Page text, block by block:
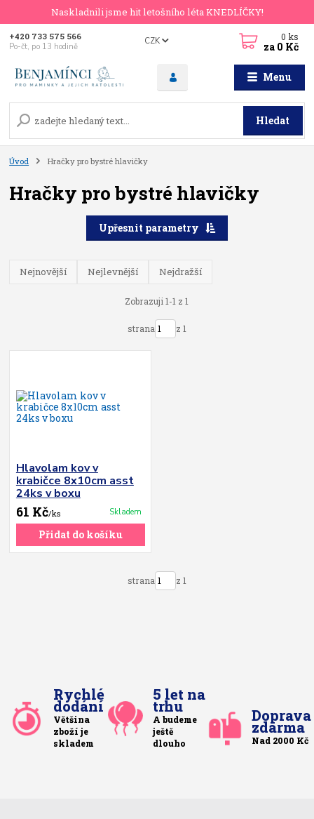
Naskladnili jsme hit letošního léta KNEDLÍČKY!
Menu
CZK
Hledat
+420 733 575 566
Po-čt, po 13 hodině
0ks
za 0 Kč
Úvod Hračky pro bystré hlavičky
Hračky pro bystré hlavičky
Upřesnit parametry
Nejnovější Nejlevnější Nejdražší
Zobrazuji 1-1 z 1
strana z 1
Hlavolam kov v
krabičce 8x10cm asst
24ks v boxu
61 Kč/ks Skladem
Přidat do košíku
strana z 1
Rychlé
dodání
Většina
zboží je
skladem
5 let na
trhu
A budeme
ještě
dlouho
Doprava
zdarma
Nad 2000 Kč